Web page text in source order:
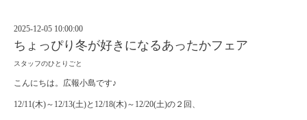
2025-12-05 10:00:00
ちょっぴり冬が好きになるあったかフェア
スタッフのひとりごと
こんにちは。広報小島です♪
12/11(木)～12/13(土)と12/18(木)～12/20(土)の２回、